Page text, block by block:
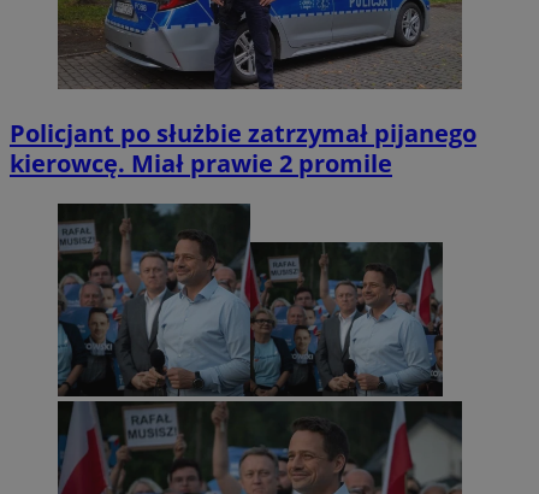
Policjant po służbie zatrzymał pijanego
kierowcę. Miał prawie 2 promile